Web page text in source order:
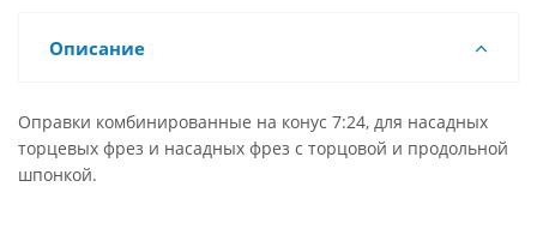
Описание
Оправки комбинированные на конус 7:24, для насадных
торцевых фрез и насадных фрез с торцовой и продольной
шпонкой.